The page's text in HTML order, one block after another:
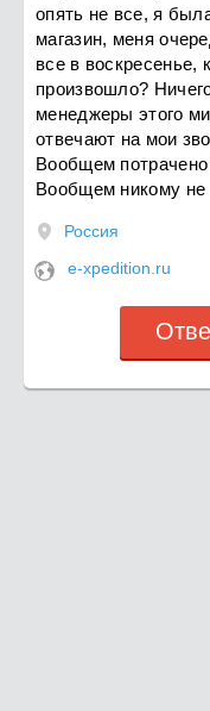
опять не все, я
магазин, меня
все в воскресенье,
произвошло?
менеджеры этого
отвечают на мои
Вообщем
Вообщем никому не
Россия
e-xpedition.ru